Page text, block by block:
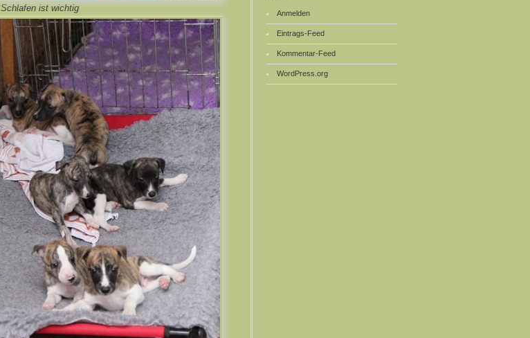
Schlafen ist wichtig Anmelden
Eintrags-Feed
Kommentar-Feed
WordPress.org